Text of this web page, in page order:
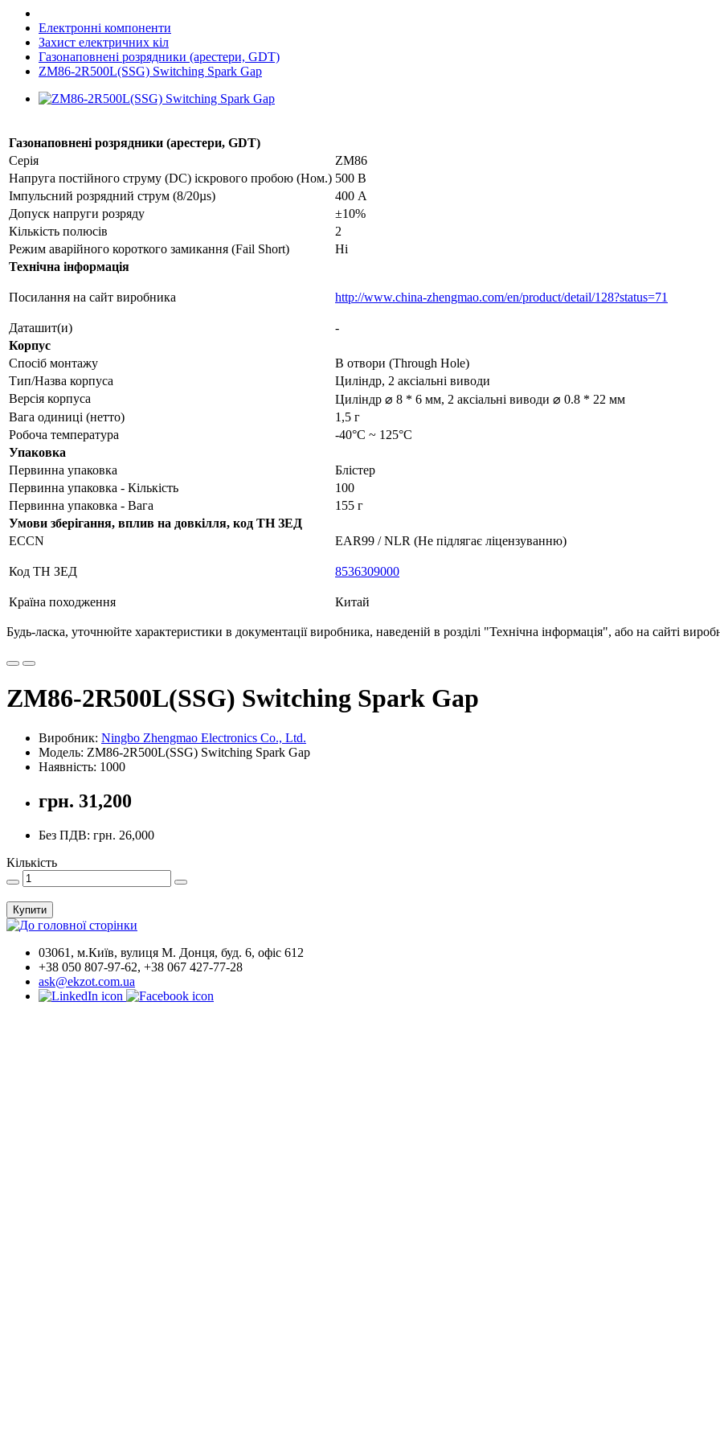
Електронні компоненти
Захист електричних кіл
Газонаповнені розрядники (арестери, GDT)
ZM86-2R500L(SSG) Switching Spark Gap
Газонаповнені розрядники (арестери, GDT)
Серія
ZM86
Напруга постійного струму (DC) іскрового пробою (Ном.) 500 В
Імпульсний розрядний струм (8/20µs)
400 А
Допуск напруги розряду
±10%
Кількість полюсів
2
Режим аварійного короткого замикання (Fail Short)
Ні
Технічна інформація
Посилання на сайт виробника http://www.china-zhengmao.com/en/product/detail/128?status=71
Даташит(и)
-
Корпус
Спосіб монтажу
В отвори (Through Hole)
Тип/Назва корпуса
Циліндр, 2 аксіальні виводи
Версія корпуса
Циліндр ⌀ 8 * 6 мм, 2 аксіальні виводи ⌀ 0.8 * 22 мм
Вага одиниці (нетто)
1,5 г
Робоча температура
-40°C ~ 125°C
Упаковка
Первинна упаковка
Блістер
Первинна упаковка - Кількість
100
Первинна упаковка - Вага
155 г
Умови зберігання, вплив на довкілля, код ТН ЗЕД
ECCN
EAR99 / NLR (Не підлягає ліцензуванню)
Код ТН ЗЕД 8536309000
Країна походження Китай
Будь-ласка, уточнюйте характеристики в документації виробника, наведеній в розділі "Технічна інформація", або на сайті
ZM86-2R500L(SSG) Switching Spark Gap
Виробник: Ningbo Zhengmao Electronics Co., Ltd.
Модель: ZM86-2R500L(SSG) Switching Spark Gap
Наявність: 1000
грн. 31,200
Без ПДВ: грн. 26,000
Кількість
Купити
03061, м.Київ, вулиця М. Донця, буд. 6, офіс 612
+38 050 807-97-62, +38 067 427-77-28
ask@ekzot.com.ua